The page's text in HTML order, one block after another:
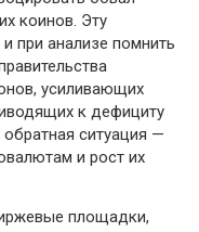
коинов. Эту
при анализе помнить
усиливающих
к дефициту
ситуация —
и рост их
площадки,